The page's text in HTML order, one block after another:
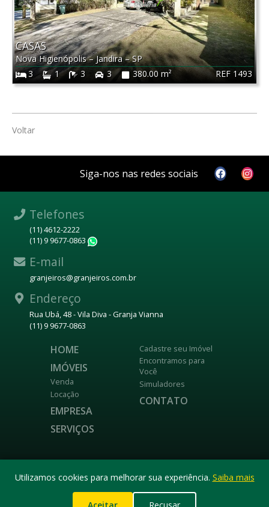
REF 1493
CASAS
Nova Higienópolis–Jandira–SP
3
1 3 3 380.00 m²
Voltar
Siga-nos nas redes sociais
Telefones
(11) 4612-2222
(11) 9 9677-0863
E-mail
granjeiros@granjeiros.com.br
Endereço
Rua Ubá, 48 - Vila Diva - Granja Vianna
(11) 9 9677-0863
HOME
IMÓVEIS
Venda
Locação
EMPRESA
SERVIÇOS
Cadastre seu Imóvel
Encontramos para
Você
Simuladores
CONTATO
Utilizamos cookies para melhorar sua experiência. Saiba mais